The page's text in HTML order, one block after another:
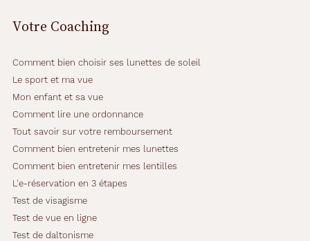
Votre Coaching
Comment bien choisir ses lunettes de soleil
Le sport et ma vue
Mon enfant et sa vue
Comment lire une ordonnance
Tout savoir sur votre remboursement
Comment bien entretenir mes lunettes
Comment bien entretenir mes lentilles
L'e-réservation en 3 étapes
Test de visagisme
Test de vue en ligne
Test de daltonisme